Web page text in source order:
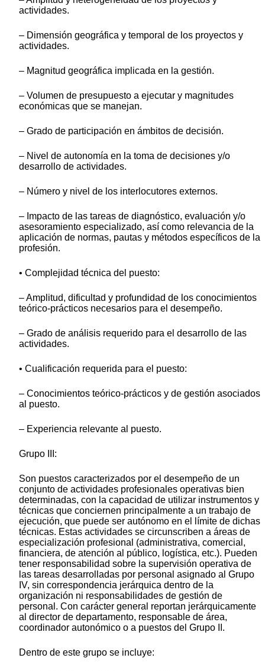
actividades.
– Dimensión geográfica y temporal de los proyectos y
actividades.
– Magnitud geográfica implicada en la gestión.
– Volumen de presupuesto a ejecutar y magnitudes
económicas que se manejan.
– Grado de participación en ámbitos de decisión.
– Nivel de autonomía en la toma de decisiones y/o
desarrollo de actividades.
– Número y nivel de los interlocutores externos.
– Impacto de las tareas de diagnóstico, evaluación y/o
asesoramiento especializado, así como relevancia de la
aplicación de normas, pautas y métodos específicos de la
profesión.
• Complejidad técnica del puesto:
– Amplitud, dificultad y profundidad de los conocimientos
teórico-prácticos necesarios para el desempeño.
– Grado de análisis requerido para el desarrollo de las
actividades.
• Cualificación requerida para el puesto:
– Conocimientos teórico-prácticos y de gestión asociados
al puesto.
– Experiencia relevante al puesto.
Grupo III:
Son puestos caracterizados por el desempeño de un
conjunto de actividades profesionales operativas bien
determinadas, con la capacidad de utilizar instrumentos y
técnicas que conciernen principalmente a un trabajo de
ejecución, que puede ser autónomo en el límite de dichas
técnicas. Estas actividades se circunscriben a áreas de
especialización profesional (administrativa, comercial,
financiera, de atención al público, logística, etc.). Pueden
tener responsabilidad sobre la supervisión operativa de
las tareas desarrolladas por personal asignado al Grupo
IV, sin correspondencia jerárquica dentro de la
organización ni responsabilidades de gestión de
personal. Con carácter general reportan jerárquicamente
al director de departamento, responsable de área,
coordinador autonómico o a puestos del Grupo II.
Dentro de este grupo se incluye: